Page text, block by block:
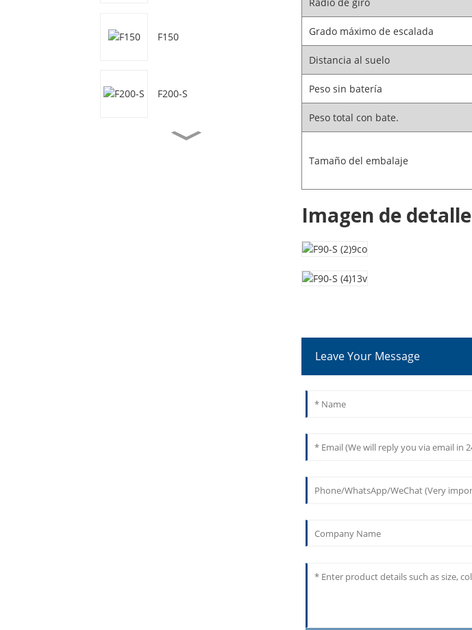
F150
F200-S
Grado máximo de escalada
Distancia al suelo
Peso sin batería
Peso total con bate.
Tamaño del embalaje
Imagen de detalle
Leave Your Message